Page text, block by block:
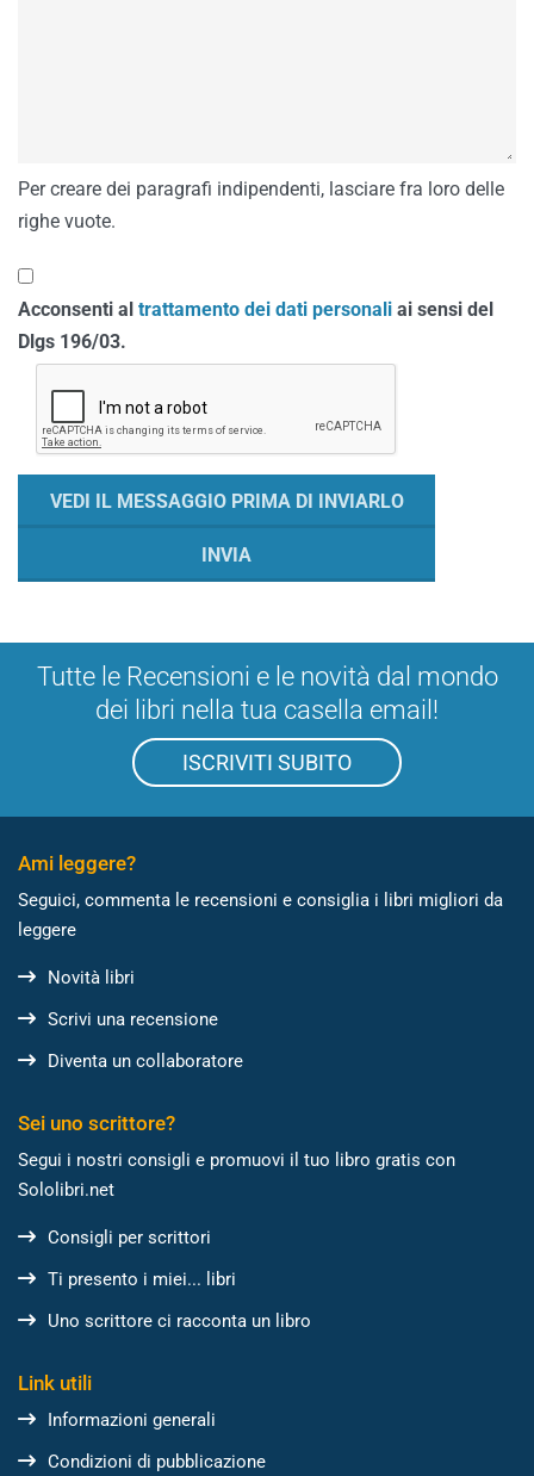
Per creare dei paragrafi indipendenti, lasciare fra loro delle
righe vuote.
Acconsenti al trattamento dei dati personali ai sensi del
Dlgs 196/03.
Tutte le Recensioni e le novità dal mondo
dei libri nella tua casella email!
ISCRIVITI SUBITO
Ami leggere?
Seguici, commenta le recensioni e consiglia i libri migliori da
leggere
Novità libri
Scrivi una recensione
Diventa un collaboratore
Sei uno scrittore?
Segui i nostri consigli e promuovi il tuo libro gratis con
Sololibri.net
Consigli per scrittori
Ti presento i miei... libri
Uno scrittore ci racconta un libro
Link utili
Informazioni generali
Condizioni di pubblicazione